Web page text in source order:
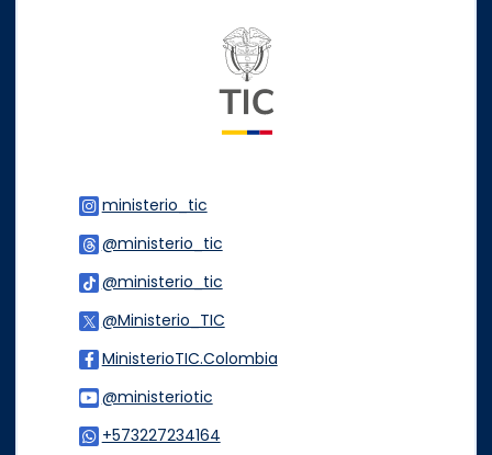
ministerio_tic
@ministerio_tic
@ministerio_tic
@Ministerio_TIC
MinisterioTIC.Colombia
@ministeriotic
+573227234164